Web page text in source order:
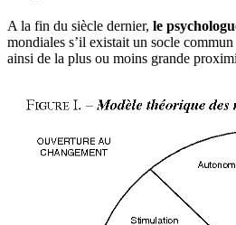
A la fin du siècle dernier, le
mondiales s’il existait un socle
ainsi de la plus ou moins grande